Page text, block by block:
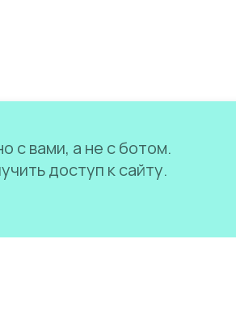
с вами, а не с ботом.
доступ к сайту.